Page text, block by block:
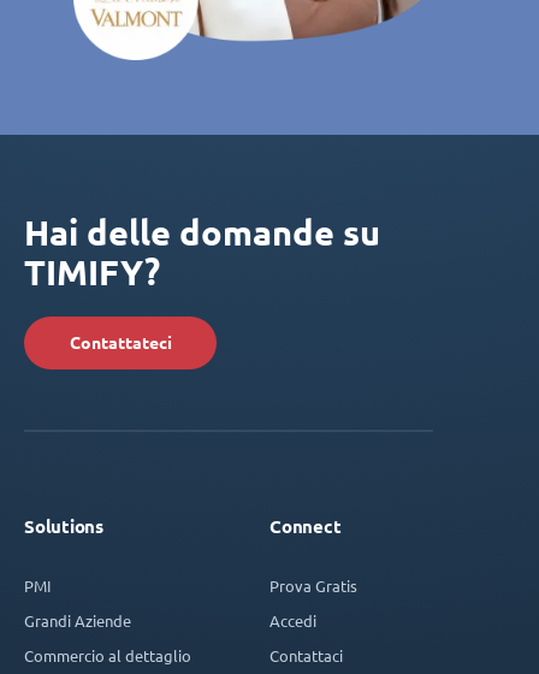
Hai delle domande su
TIMIFY?
Contattateci
Solutions
PMI
Grandi Aziende
Commercio al dettaglio
Connect
Prova Gratis
Accedi
Contattaci